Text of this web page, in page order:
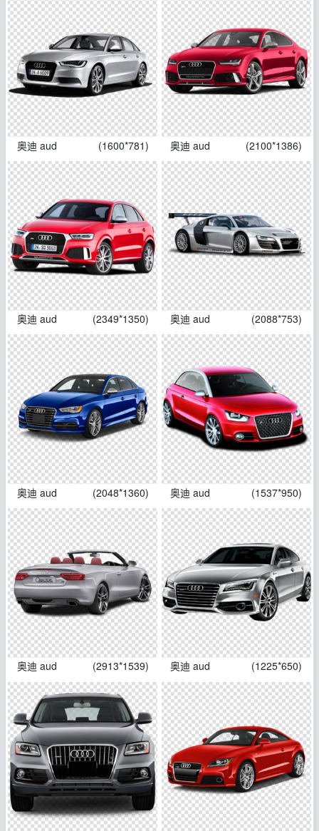
奥迪 aud (1600*781) 奥迪 aud (2100*1386)
奥迪 aud (2349*1350) 奥迪 aud (2088*753)
奥迪 aud (2048*1360) 奥迪 aud (1537*950)
奥迪 aud (2913*1539) 奥迪 aud (1225*650)